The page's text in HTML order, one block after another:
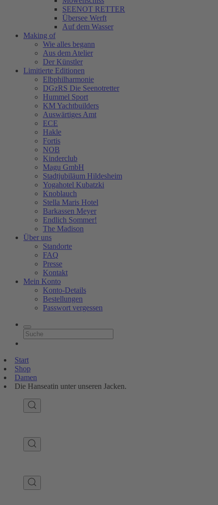
SEENOT RETTER
Übersee Werft
Auf dem Wasser
Making of
Wie alles begann
Aus dem Atelier
Der Künstler
Limitierte Editionen
Elbphilharmonie
DGzRS Die Seenotretter
Hummel Sport
KM Yachtbuilders
Auswärtiges Amt
ECE
Hakle
Fortis
NOB
Kinderclub
Magu GmbH
Stadtjubiläum Hildesheim
Yogahotel Kubatzki
Knoblauch
Stella Maris Hotel
Barkassen Meyer
Endlich Sommer!
The Madison
Über uns
Standorte
FAQ
Presse
Kontakt
Mein Konto
Konto-Details
Bestellungen
Passwort vergessen
Start
Shop
Damen
Die Hanseatin unter unseren Jacken.